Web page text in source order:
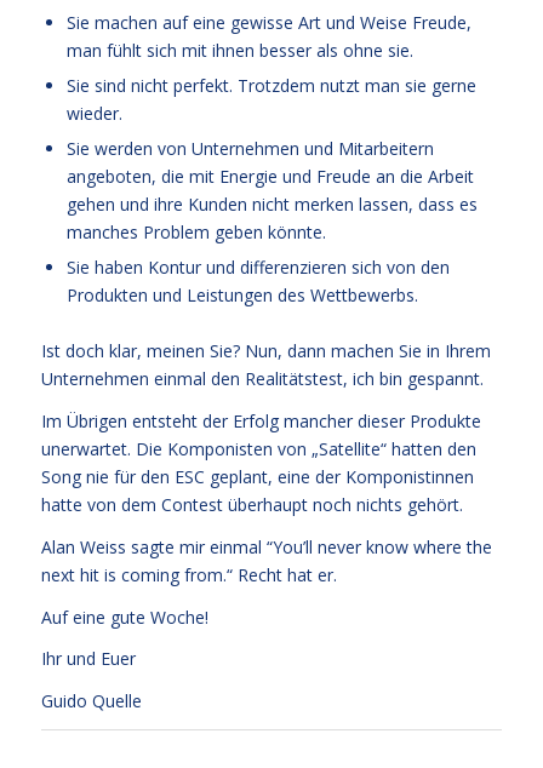
Sie machen auf eine gewisse Art und Weise Freude,
man fühlt sich mit ihnen besser als ohne sie.
Sie sind nicht perfekt. Trotzdem nutzt man sie gerne
wieder.
Sie werden von Unternehmen und Mitarbeitern
angeboten, die mit Energie und Freude an die Arbeit
gehen und ihre Kunden nicht merken lassen, dass es
manches Problem geben könnte.
Sie haben Kontur und differenzieren sich von den
Produkten und Leistungen des Wettbewerbs.
Ist doch klar, meinen Sie? Nun, dann machen Sie in Ihrem
Unternehmen einmal den Realitätstest, ich bin gespannt.
Im Übrigen entsteht der Erfolg mancher dieser Produkte
unerwartet. Die Komponisten von „Satellite“ hatten den
Song nie für den ESC geplant, eine der Komponistinnen
hatte von dem Contest überhaupt noch nichts gehört.
Alan Weiss sagte mir einmal “You’ll never know where the
next hit is coming from.“ Recht hat er.
Auf eine gute Woche!
Ihr und Euer
Guido Quelle